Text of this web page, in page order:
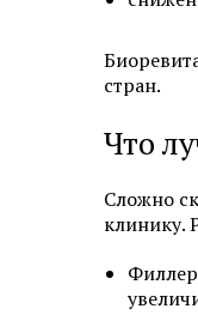
стран.
Что
Сложно
клинику.